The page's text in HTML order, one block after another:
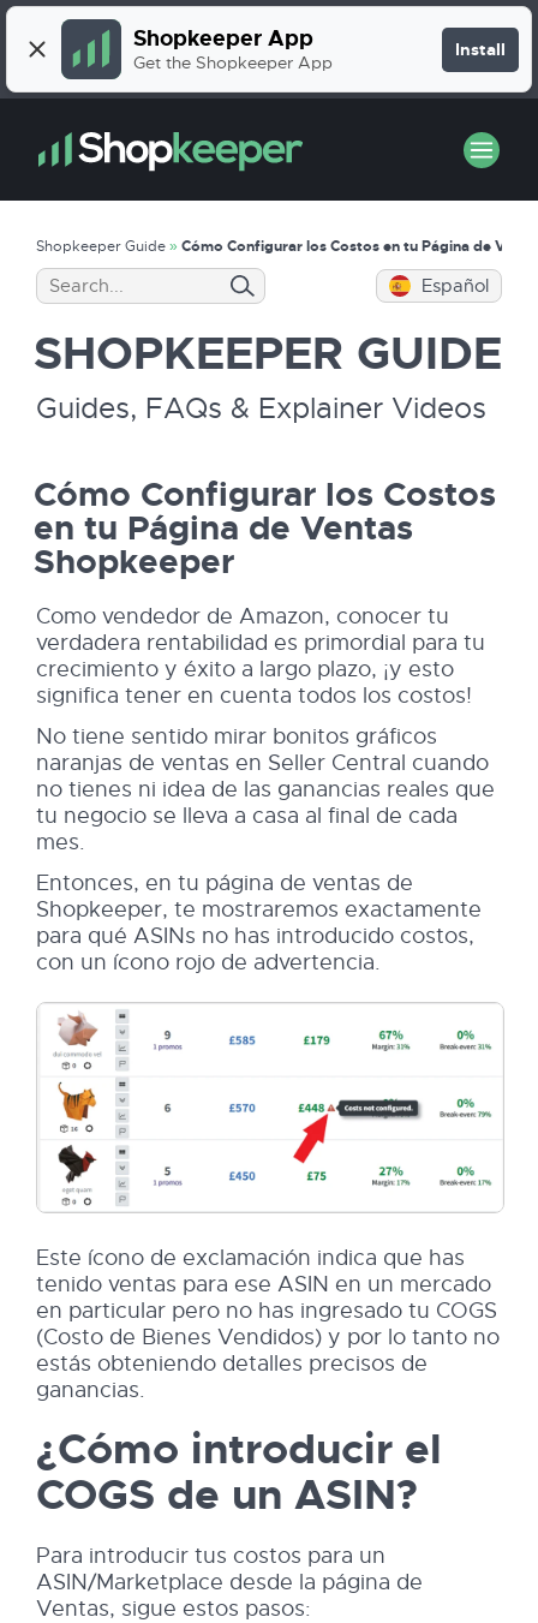
Shopkeeper App
Get the Shopkeeper App
Install
Shopkeeper Guide» Cómo Configurar los Costos en tu Página de
Español
SHOPKEEPER GUIDE
Guides, FAQs & Explainer Videos
Cómo Configurar los Costos
en tu Página de Ventas
Shopkeeper
Como vendedor de Amazon, conocer tu
verdadera rentabilidad es primordial para tu
crecimiento y éxito a largo plazo, ¡y esto
significa tener en cuenta todos los costos!
No tiene sentido mirar bonitos gráficos
naranjas de ventas en Seller Central cuando
no tienes ni idea de las ganancias reales que
tu negocio se lleva a casa al final de cada
mes.
Entonces, en tu página de ventas de
Shopkeeper, te mostraremos exactamente
para qué ASINs no has introducido costos,
con un ícono rojo de advertencia.
Este ícono de exclamación indica que has
tenido ventas para ese ASIN en un mercado
en particular pero no has ingresado tu COGS
(Costo de Bienes Vendidos) y por lo tanto no
estás obteniendo detalles precisos de
ganancias.
¿Cómo introducir el
COGS de un ASIN?
Para introducir tus costos para un
ASIN/Marketplace desde la página de
Ventas, sigue estos pasos: